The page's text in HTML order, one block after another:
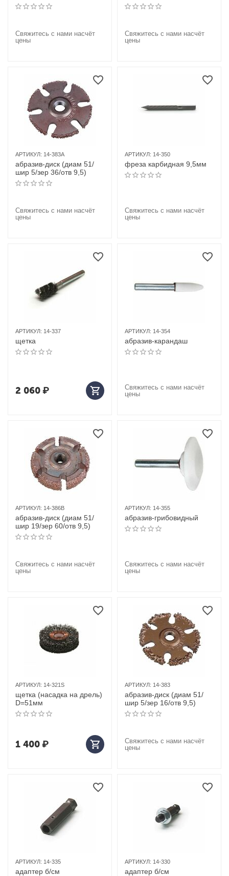
Свяжитесь с нами насчёт
цены
Свяжитесь с нами насчёт
цены
АРТИКУЛ: 14-383A
абразив-диск (диам 51/
шир 5/зер 36/отв 9,5)
Свяжитесь с нами насчёт
цены
АРТИКУЛ: 14-350
фреза карбидная 9,5мм
Свяжитесь с нами насчёт
цены
АРТИКУЛ: 14-337
щетка
2 060₽
АРТИКУЛ: 14-354
абразив-карандаш
Свяжитесь с нами насчёт
цены
АРТИКУЛ: 14-386B
абразив-диск (диам 51/
шир 19/зер 60/отв 9,5)
Свяжитесь с нами насчёт
цены
АРТИКУЛ: 14-355
абразив-грибовидный
Свяжитесь с нами насчёт
цены
АРТИКУЛ: 14-321S
щетка (насадка на дрель)
D=51мм
1 400₽
АРТИКУЛ: 14-383
абразив-диск (диам 51/
шир 5/зер 16/отв 9,5)
Свяжитесь с нами насчёт
цены
АРТИКУЛ: 14-335
адаптер б/см
АРТИКУЛ: 14-330
адаптер б/см